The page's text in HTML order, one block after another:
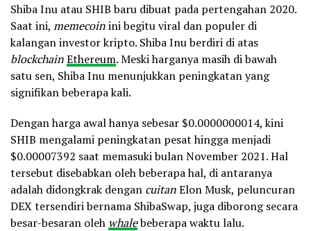
Shiba Inu atau SHIB baru dibuat pada pertengahan 2020.
Saat ini, memecoinini begitu viral dan populer di
kalangan investor kripto. Shiba Inu berdiri di atas
blockchainEthereum. Meski harganya masih di bawah
satu sen, Shiba Inu menunjukkan peningkatan yang
signifikan beberapa kali.
Dengan harga awal hanya sebesar $0.0000000014, kini
SHIB mengalami peningkatan pesat hingga menjadi
$0.00007392 saat memasuki bulan November 2021. Hal
tersebut disebabkan oleh beberapa hal, di antaranya
adalah didongkrak dengan cuitanElon Musk, peluncuran
DEX tersendiri bernama ShibaSwap, juga diborong secara
besar-besaran oleh whalebeberapa waktu lalu.